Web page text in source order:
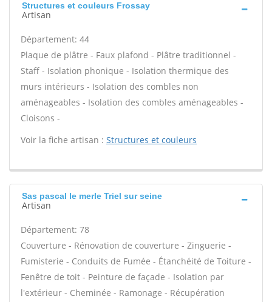
Structures et couleurs Frossay
Artisan
Département: 44
Plaque de plâtre - Faux plafond - Plâtre traditionnel -
Staff - Isolation phonique - Isolation thermique des
murs intérieurs - Isolation des combles non
aménageables - Isolation des combles aménageables -
Cloisons -
Voir la fiche artisan : Structures et couleurs
Sas pascal le merle Triel sur seine
Artisan
Département: 78
Couverture - Rénovation de couverture - Zinguerie -
Fumisterie - Conduits de Fumée - Étanchéité de Toiture -
Fenêtre de toit - Peinture de façade - Isolation par
l'extérieur - Cheminée - Ramonage - Récupération